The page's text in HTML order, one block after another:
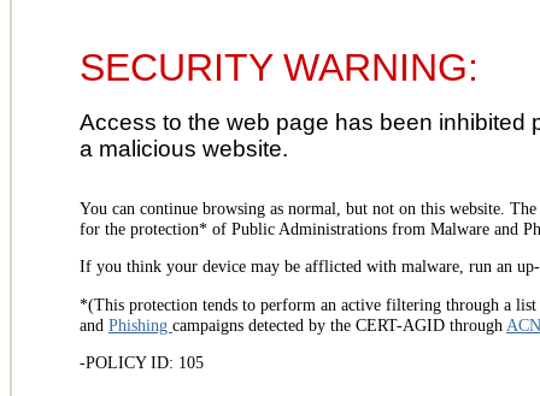
SECURITY WARNING:
Access to the web page has been
a malicious website.
You can continue browsing as normal, but not on this website.
for the protection* of Public Administrations from Malware and
If you think your device may be afflicted with malware, run an
*(This protection tends to perform an active filtering through a
and Phishing campaigns detected by the CERT-AGID through
-POLICY ID: 105